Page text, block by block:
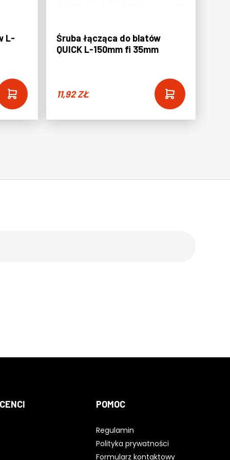
L-
Śruba łącząca do blatów
QUICK L-150mm fi 35mm
11,92ZŁ
POMOC
Regulamin
Polityka prywatności
Formularz kontaktowy